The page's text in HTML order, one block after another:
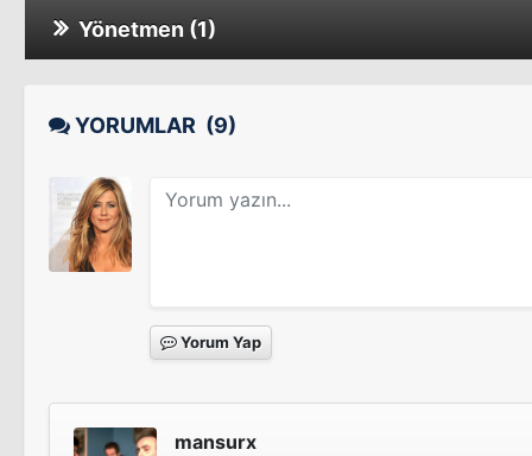
Cake
Tv Filmi
Yönetmen (1)
YORUMLAR (9)
Yorum Yap
mansurx